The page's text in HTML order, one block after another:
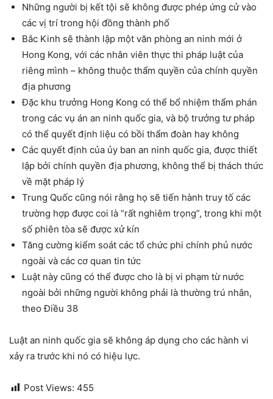
Những người bị kết tội sẽ không được phép ứng cử vào
các vị trí trong hội đồng thành phố
Bắc Kinh sẽ thành lập một văn phòng an ninh mới ở
Hong Kong, với các nhân viên thực thi pháp luật của
riêng mình – không thuộc thẩm quyền của chính quyền
địa phương
Đặc khu trưởng Hong Kong có thể bổ nhiệm thẩm phán
trong các vụ án an ninh quốc gia, và bộ trưởng tư pháp
có thể quyết định liệu có bồi thẩm đoàn hay không
Các quyết định của ủy ban an ninh quốc gia, được thiết
lập bởi chính quyền địa phương, không thể bị thách thức
về mặt pháp lý
Trung Quốc cũng nói rằng họ sẽ tiến hành truy tố các
trường hợp được coi là “rất nghiêm trọng”, trong khi một
số phiên tòa sẽ được xử kín
Tăng cường kiểm soát các tổ chức phi chính phủ nước
ngoài và các cơ quan tin tức
Luật này cũng có thể được cho là bị vi phạm từ nước
ngoài bởi những người không phải là thường trú nhân,
theo Điều 38
Luật an ninh quốc gia sẽ không áp dụng cho các hành vi
xảy ra trước khi nó có hiệu lực.
Post Views: 455